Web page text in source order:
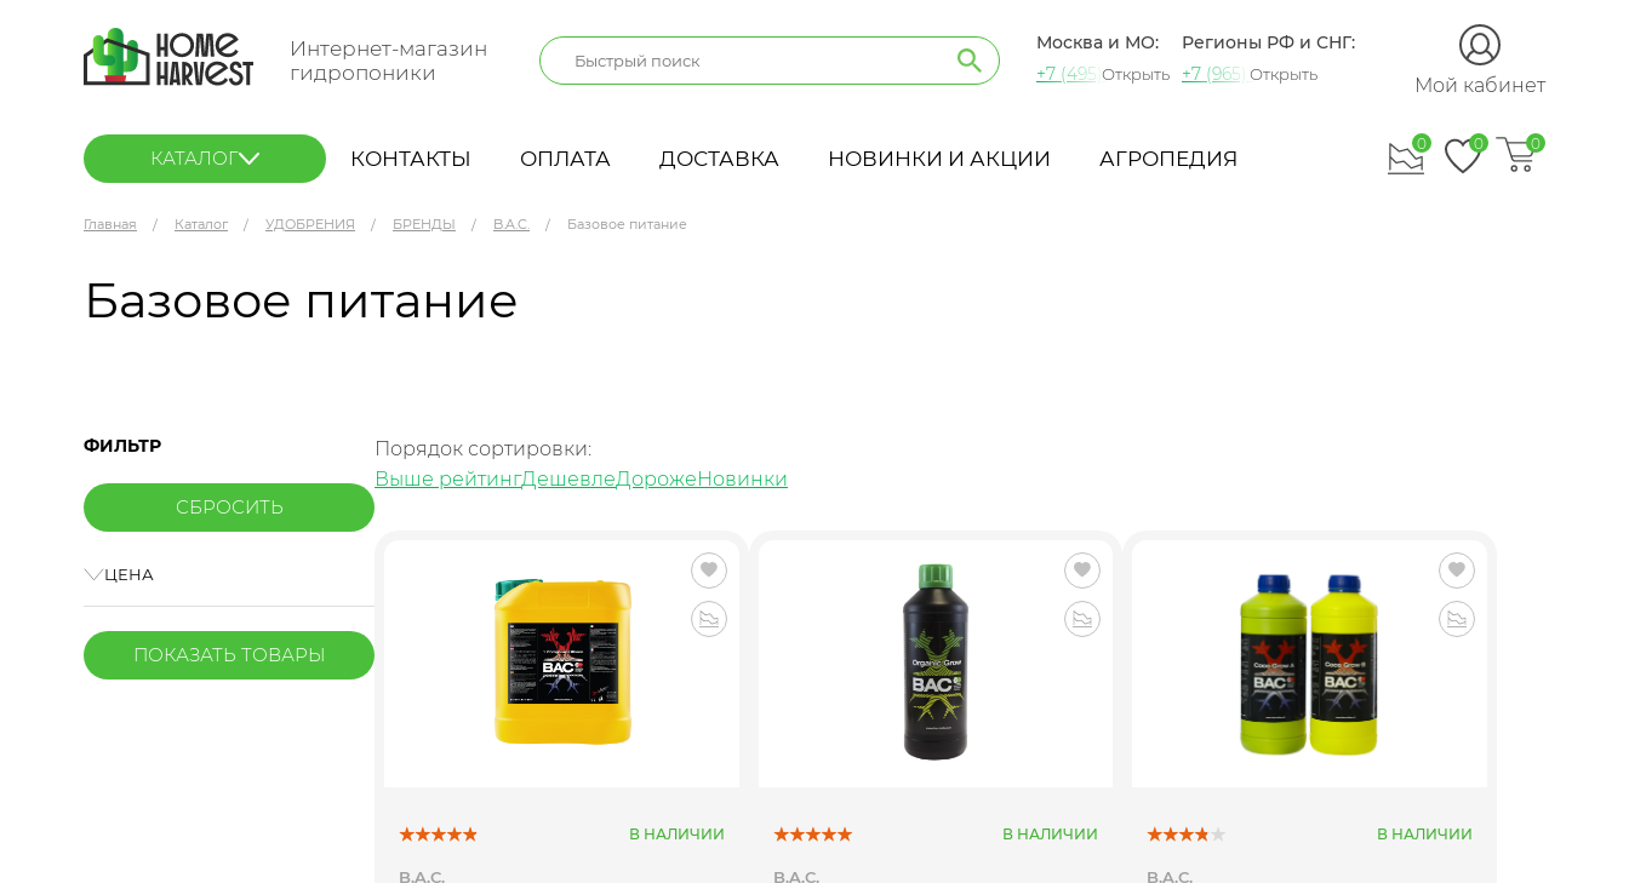
Интернет-магазин
гидропоники
Москва и МО:
+7 (495) 721-60-15
Открыть
Регионы РФ и СНГ:
+7 (965) 420-10-10
Открыть Мой кабинет
КАТАЛОГ КОНТАКТЫ ОПЛАТА ДОСТАВКА НОВИНКИ И АКЦИИ АГРОПЕДИЯ
0 0 0
Главная Каталог УДОБРЕНИЯ БРЕНДЫ B.A.C. Базовое питание
Базовое питание
ФИЛЬТР
ЦЕНА
ПОКАЗАТЬ ТОВАРЫ
Порядок сортировки:
Выше рейтингДешевлеДорожеНовинки
В НАЛИЧИИ
B.A.C.
В НАЛИЧИИ
B.A.C.
В НАЛИЧИИ
B.A.C.